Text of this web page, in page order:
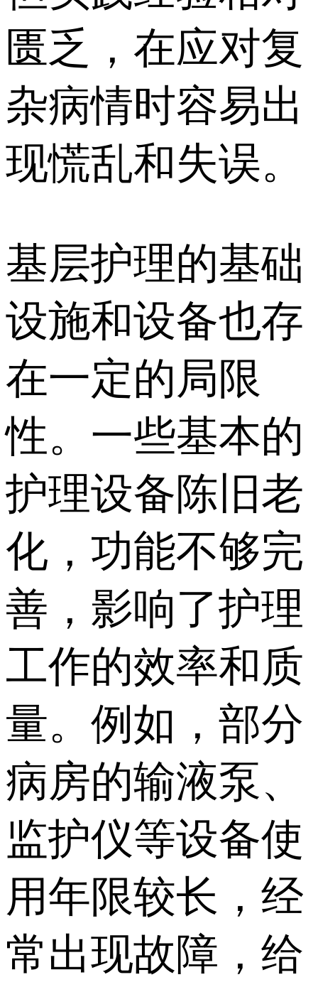
匮乏，在应对复
杂病情时容易出
现慌乱和失误。
基层护理的基础
设施和设备也存
在一定的局限
性。一些基本的
护理设备陈旧老
化，功能不够完
善，影响了护理
工作的效率和质
量。例如，部分
病房的输液泵、
监护仪等设备使
用年限较长，经
常出现故障，给